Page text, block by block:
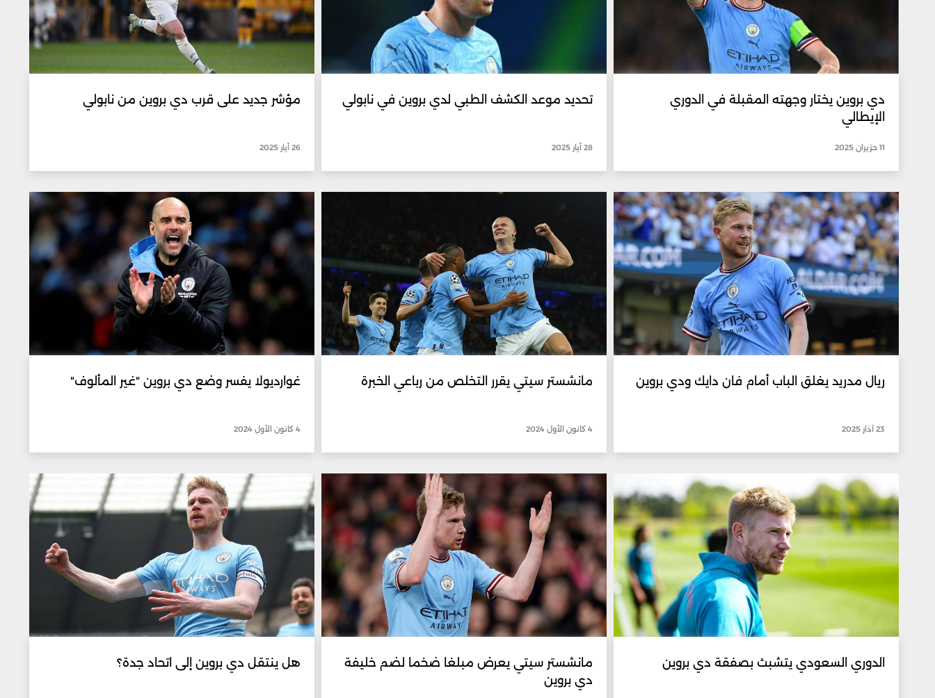
دي بروين يختار وجهته المقبلة في الدوري
الإيطالي
11 حزيران 2025
تحديد موعد الكشف الطبي لدي بروين في نابولي
28 أيار 2025
مؤشر جديد على قرب دي بروين من نابولي
26 أيار 2025
ريال مدريد يغلق الباب أمام فان دايك ودي بروين
23 آذار 2025
مانشستر سيتي يقرر التخلص من رباعي الخبرة
4 كانون الأول 2024
غوارديولا يفسر وضع دي بروين "غير المألوف"
4 كانون الأول 2024
الدوري السعودي يتشبث بصفقة دي بروين
مانشستر سيتي يعرض مبلغا ضخما لضم خليفة
دي بروين
هل ينتقل دي بروين إلى اتحاد جدة؟